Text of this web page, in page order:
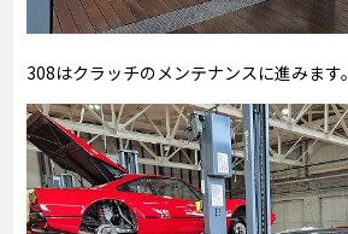
308はクラッチのメンテナンスに進みます。